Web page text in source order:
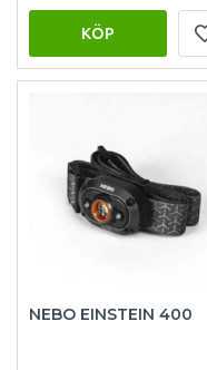
KÖP
NEBO EINSTEIN 400